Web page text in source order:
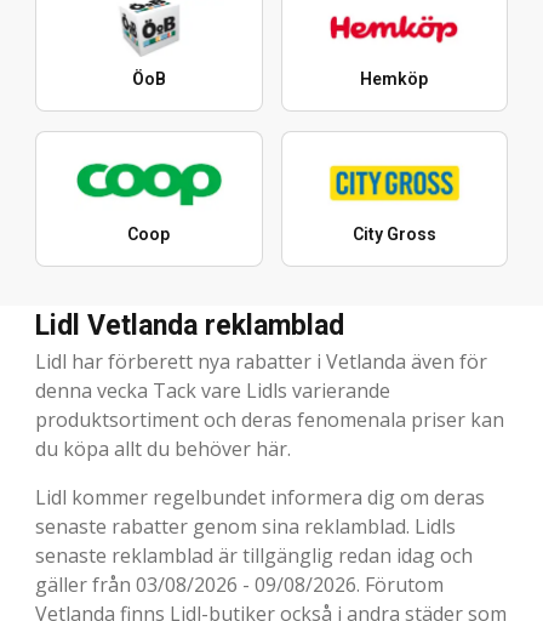
ÖoB Hemköp
Coop City Gross
Lidl Vetlanda reklamblad
Lidl har förberett nya rabatter i Vetlanda även för
denna vecka Tack vare Lidls varierande
produktsortiment och deras fenomenala priser kan
du köpa allt du behöver här.
Lidl kommer regelbundet informera dig om deras
senaste rabatter genom sina reklamblad. Lidls
senaste reklamblad är tillgänglig redan idag och
gäller från 03/08/2026 - 09/08/2026. Förutom
Vetlanda finns Lidl-butiker också i andra städer som